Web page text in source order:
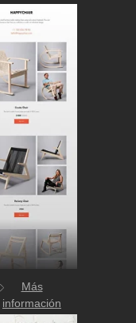
Más
información